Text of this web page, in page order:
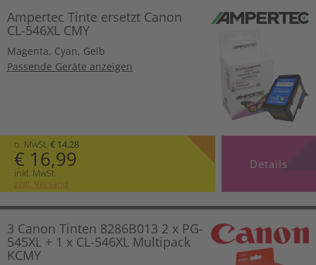
Ampertec Tinte ersetzt Canon
CL-546XL CMY
Magenta, Cyan, Gelb
Passende Geräte anzeigen
o. MwSt. € 14,28
€ 16,99
inkl. MwSt.
zzgl. Versand
Details
3 Canon Tinten 8286B013 2 x PG-
545XL + 1 x CL-546XL Multipack
KCMY